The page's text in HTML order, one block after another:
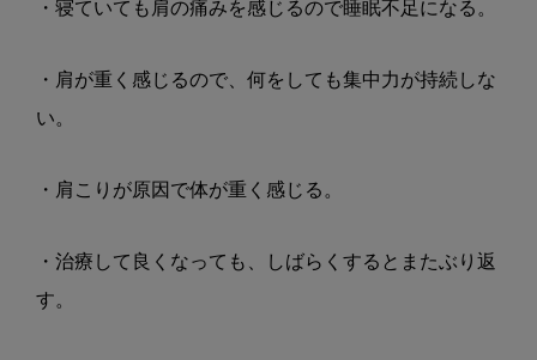
・寝ていても肩の痛みを感じるので睡眠不足になる。
・肩が重く感じるので、何をしても集中力が持続しな
い。
・肩こりが原因で体が重く感じる。
・治療して良くなっても、しばらくするとまたぶり返
す。